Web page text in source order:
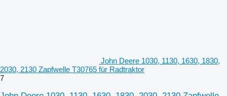
John Deere 1030, 1130, 1630, 1830,
2030, 2130 Zapfwelle T30765 für Radtraktor
7